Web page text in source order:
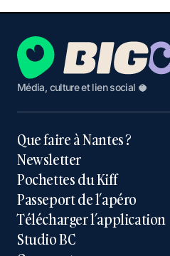
Média, culture et lien social 🥥
Que faire à Nantes ?
Newsletter
Pochettes du Kiff
Passeport de l’apéro
Télécharger l’application
Studio BC